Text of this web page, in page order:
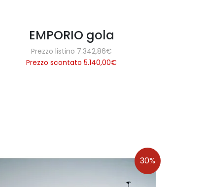
EMPORIO gola
Prezzo listino 7.342,86€
Prezzo scontato 5.140,00€
30%